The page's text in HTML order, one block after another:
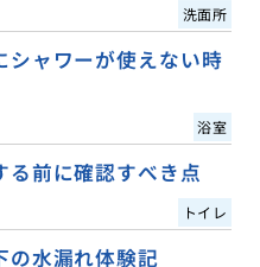
洗面所
シャワーが使えない時
浴室
る前に確認すべき点
トイレ
の水漏れ体験記